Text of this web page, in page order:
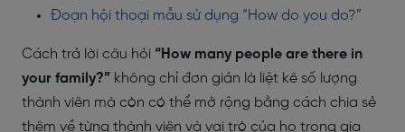
Đoạn hội thoại mẫu sử dụng “How do you do?”
Cách trả lời câu hỏi “How many people are there in
your family?” không chỉ đơn giản là liệt kê số lượng
thành viên mà còn có thể mở rộng bằng cách chia sẻ
thêm về từng thành viên và vai trò của họ trong gia